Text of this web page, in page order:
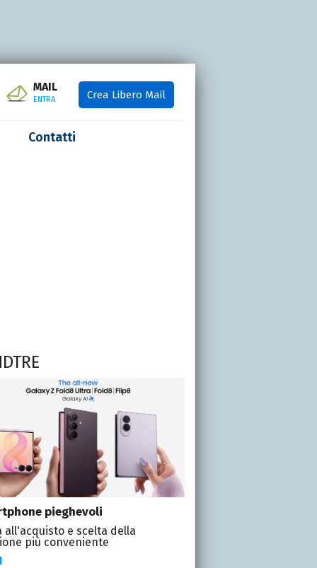
MAIL
ENTRA Crea Libero Mail
Contatti
pieghevoli
all'acquisto e scelta della
più conveniente